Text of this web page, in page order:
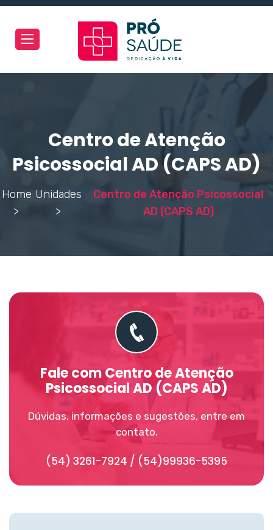
Toggle
navigation
Centro de Atenção
Psicossocial AD (CAPS AD)
Home
>
Unidades
>
Centro de Atenção Psicossocial
AD (CAPS AD)
Fale com Centro de Atenção
Psicossocial AD (CAPS AD)
Dúvidas, informações e sugestões, entre em
contato.
(54) 3261-7924 / (54)99936-5395